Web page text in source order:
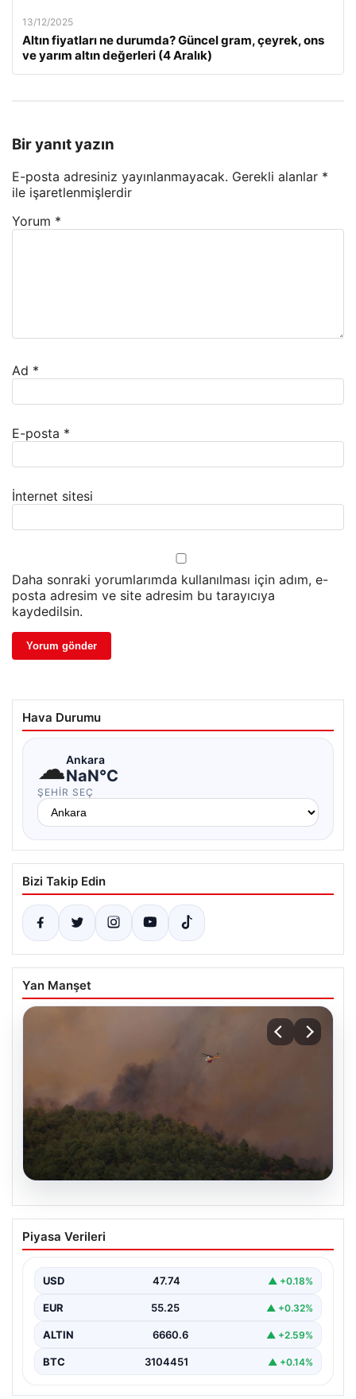
13/12/2025
Altın fiyatları ne durumda? Güncel gram, çeyrek, ons
ve yarım altın değerleri (4 Aralık)
Bir yanıt yazın
E-posta adresiniz yayınlanmayacak. Gerekli alanlar *
ile işaretlenmişlerdir
Yorum *
Ad *
E-posta *
İnternet sitesi
Daha sonraki yorumlarımda kullanılması için adım, e-
posta adresim ve site adresim bu tarayıcıya
kaydedilsin.
Hava Durumu
☁Ankara
NaN°C
ŞEHIR SEÇ
Bizi Takip Edin
Yan Manşet
08.08.2026
Bursa’da orman yangını! Müdahale
başlatıldı…
Piyasa Verileri
USD 47.74 ▲ +0.18%
EUR 55.25 ▲ +0.32%
ALTIN 6660.6 ▲ +2.59%
BTC 3104451 ▲ +0.14%